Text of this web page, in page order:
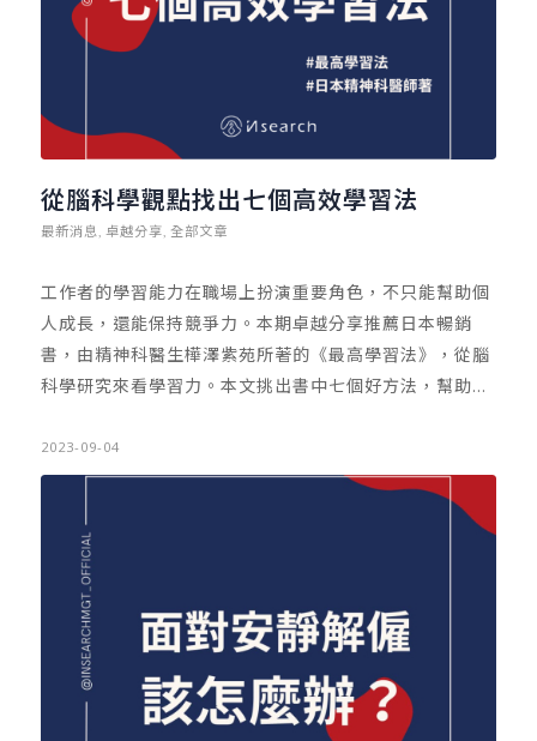
鼓勵員工週休三日的公司，積極創造幸福職場的環境。這
樣的經營理念，使得員工的工作滿意度與忠誠度提高，不
但提升企業形象與品牌價值，同時員工的流動率也變低，
更能吸引優秀的人才加入幸福企業的行列。 同時，有些支
持週休三日論點者，會提出對於員工而言，週休三日的制
與生活之間的平衡。正如英國所實施的大規模研究，發現
週休三日確實讓一些工作倦怠者，提升了效率。 然而，在
三日後，有些員工返回工作崗位時，反而需要重新調適工
作心態與作息。其所影響的，正是已經建立的穩定生產力
與工作流程。如此一來，週休三日反而使得員工的效率變
更差，甚至對工作的品質或是員工的專注力，都將產生質
於所有產業。例如醫療、交通運輸等需要連續運作的領
域，實施週休三日制度，無疑是加重營運的困擾。上述特
定職業，若實施週休三日，可能需增加人力和調整排班，
增加了企業的成本和管理難度。此外，一但全面性的實施
週休三日，極可能使得產業成本提高，造成整體物價上
漲。而這恐怕是想要尋找快樂的週休三日工作者，始料未
及之事！ 若從持平的角度來分析，週休三日可行，也不可
行。卓恩認為，不是所有人都適用週休三日，但也非所有
人都不適用。當我們從員工與資方兩端同時來思考時，我
從腦科學觀點找出七個高效學習法
最新消息 卓越分享 全部文章
工作者的學習能力在職場上扮演重要角色，不只能幫助個
人成長，還能保持競爭力。本期卓越分享推薦日本暢銷
書，由精神科醫生樺澤紫苑所著的《最高學習法》，從腦
科學研究來看學習力。本文挑出書中七個好方法，幫助您
2023-09-04